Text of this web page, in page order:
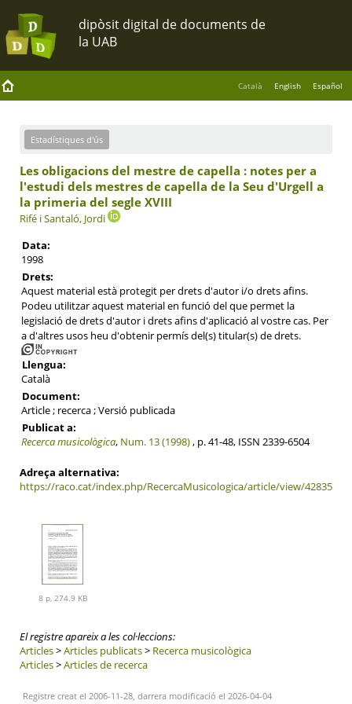
Català English Español
Estadístiques d'ús
Les obligacions del mestre de capella : notes per a
l'estudi dels mestres de capella de la Seu d'Urgell a
la primeria del segle XVIII
Rifé i Santaló, Jordi
Data:
1998
Drets:
Aquest material està protegit per drets d'autor i/o drets afins.
Podeu utilitzar aquest material en funció del que permet la
legislació de drets d'autor i drets afins d'aplicació al vostre cas. Per
a d'altres usos heu d'obtenir permís del(s) titular(s) de drets.
Llengua:
Català
Document:
Article ; recerca ; Versió publicada
Publicat a:
Recerca musicològica, Num. 13 (1998), p. 41-48, ISSN 2339-6504
Adreça alternativa:
https://raco.cat/index.php/RecercaMusicologica/article/view/42835
8 p, 274.9 KB
El registre apareix a les col·leccions:
Articles>Articles publicats> Recerca musicològica
Articles>Articles de recerca
Registre creat el 2006-11-28, darrera modificació el 2026-04-04